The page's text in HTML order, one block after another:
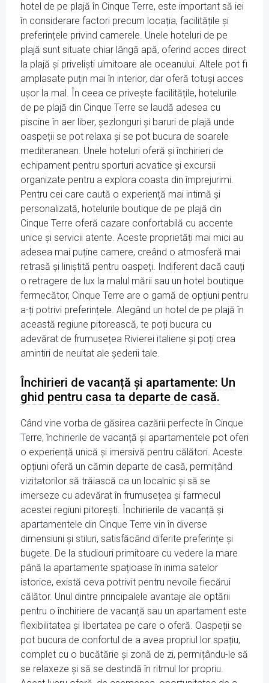
hotel de pe plajă în Cinque Terre, este important să iei
în considerare factori precum locația, facilitățile și
preferințele privind camerele. Unele hoteluri de pe
plajă sunt situate chiar lângă apă, oferind acces direct
la plajă și priveliști uimitoare ale oceanului. Altele pot fi
amplasate puțin mai în interior, dar oferă totuși acces
ușor la mal. În ceea ce privește facilitățile, hotelurile
de pe plajă din Cinque Terre se laudă adesea cu
piscine în aer liber, șezlonguri și baruri de plajă unde
oaspeții se pot relaxa și se pot bucura de soarele
mediteranean. Unele hoteluri oferă și închirieri de
echipament pentru sporturi acvatice și excursii
organizate pentru a explora coasta din împrejurimi.
Pentru cei care caută o experiență mai intimă și
personalizată, hotelurile boutique de pe plajă din
Cinque Terre oferă cazare confortabilă cu accente
unice și servicii atente. Aceste proprietăți mai mici au
adesea mai puține camere, creând o atmosferă mai
retrasă și liniștită pentru oaspeți. Indiferent dacă cauți
o retragere de lux la malul mării sau un hotel boutique
fermecător, Cinque Terre are o gamă de opțiuni pentru
a-ți potrivi preferințele. Alegând un hotel de pe plajă în
această regiune pitorească, te poți bucura cu
adevărat de frumusețea Rivierei italiene și poți crea
amintiri de neuitat ale șederii tale.
Închirieri de vacanță și apartamente: Un
ghid pentru casa ta departe de casă.
Când vine vorba de găsirea cazării perfecte în Cinque
Terre, închirierile de vacanță și apartamentele pot oferi
o experiență unică și imersivă pentru călători. Aceste
opțiuni oferă un cămin departe de casă, permițând
vizitatorilor să trăiască ca un localnic și să se
imerseze cu adevărat în frumusețea și farmecul
acestei regiuni pitorești. Închirierile de vacanță și
apartamentele din Cinque Terre vin în diverse
dimensiuni și stiluri, satisfăcând diferite preferințe și
bugete. De la studiouri primitoare cu vedere la mare
până la apartamente spațioase în inima satelor
istorice, există ceva potrivit pentru nevoile fiecărui
călător. Unul dintre principalele avantaje ale optării
pentru o închiriere de vacanță sau un apartament este
flexibilitatea și libertatea pe care o oferă. Oaspeții se
pot bucura de confortul de a avea propriul lor spațiu,
complet cu o bucătărie și zonă de zi, permițându-le să
se relaxeze și să se destindă în ritmul lor propriu.